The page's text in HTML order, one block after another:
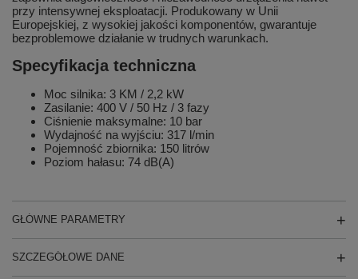
przy intensywnej eksploatacji. Produkowany w Unii
Europejskiej, z wysokiej jakości komponentów, gwarantuje
bezproblemowe działanie w trudnych warunkach.
Specyfikacja techniczna
Moc silnika: 3 KM / 2,2 kW
Zasilanie: 400 V / 50 Hz / 3 fazy
Ciśnienie maksymalne: 10 bar
Wydajność na wyjściu: 317 l/min
Pojemność zbiornika: 150 litrów
Poziom hałasu: 74 dB(A)
GŁÓWNE PARAMETRY
SZCZEGÓŁOWE DANE